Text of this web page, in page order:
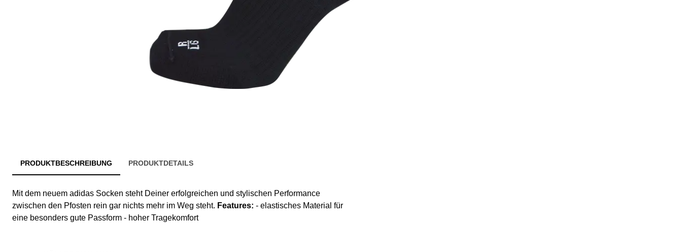
PRODUKTBESCHREIBUNG PRODUKTDETAILS
Mit dem neuem adidas Socken steht Deiner erfolgreichen und stylischen Performance
zwischen den Pfosten rein gar nichts mehr im Weg steht. Features: - elastisches Material für
eine besonders gute Passform - hoher Tragekomfort